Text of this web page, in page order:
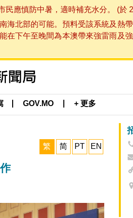
應慎防中暑，適時補充水分。 (於
北部的可能。預料受該系統及熱
下午至晚間為本澳帶來強雷雨及
GOV.MO + 更多
繁 简 PT EN